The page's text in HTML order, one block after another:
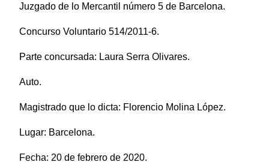
Juzgado de lo Mercantil número 5 de Barcelona.
Concurso Voluntario 514/2011-6.
Parte concursada: Laura Serra Olivares.
Auto.
Magistrado que lo dicta: Florencio Molina López.
Lugar: Barcelona.
Fecha: 20 de febrero de 2020.